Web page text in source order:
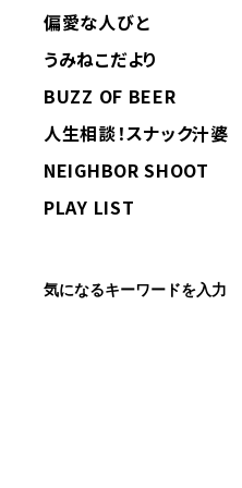
偏愛な人びと
うみねこだより
BUZZ OF BEER
人生相談！スナック汁婆
NEIGHBOR SHOOT
PLAY LIST